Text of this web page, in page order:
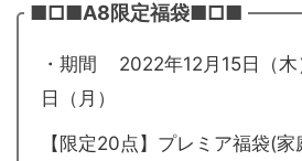
■□■A8限定福袋■□■
・期間 2022年12月15日（
日（月）
【限定20点】プレミア福袋(家